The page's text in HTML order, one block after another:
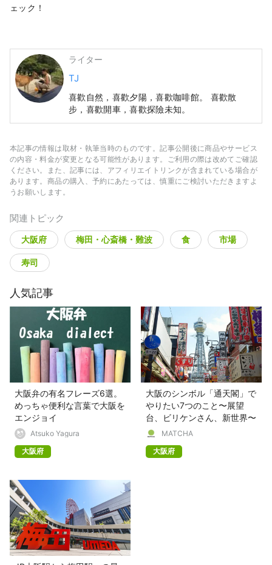
適な場所です。アクセスも便利で、多くの訪問者
にとって思い出に残る特別な体験となることでし
ェック！
ライター
TJ
喜歡自然，喜歡夕陽，喜歡咖啡館。 喜歡散
步，喜歡開車，喜歡探險未知。
本記事の情報は取材・執筆当時のものです。記事公開後に商品やサービス
の内容・料金が変更となる可能性があります。ご利用の際は改めてご確認
ください。また、記事には、アフィリエイトリンクが含まれている場合が
あります。商品の購入、予約にあたっては、慎重にご検討いただきますよ
うお願いします。
関連トピック
大阪府 梅田・心斎橋・難波 食 市場
寿司
人気記事
大阪弁の有名フレーズ6選。
めっちゃ便利な言葉で大阪を
エンジョイ
Atsuko Yagura
大阪府
大阪のシンボル「通天閣」で
やりたい7つのこと〜展望
台、ビリケンさん、新世界〜
MATCHA
大阪府